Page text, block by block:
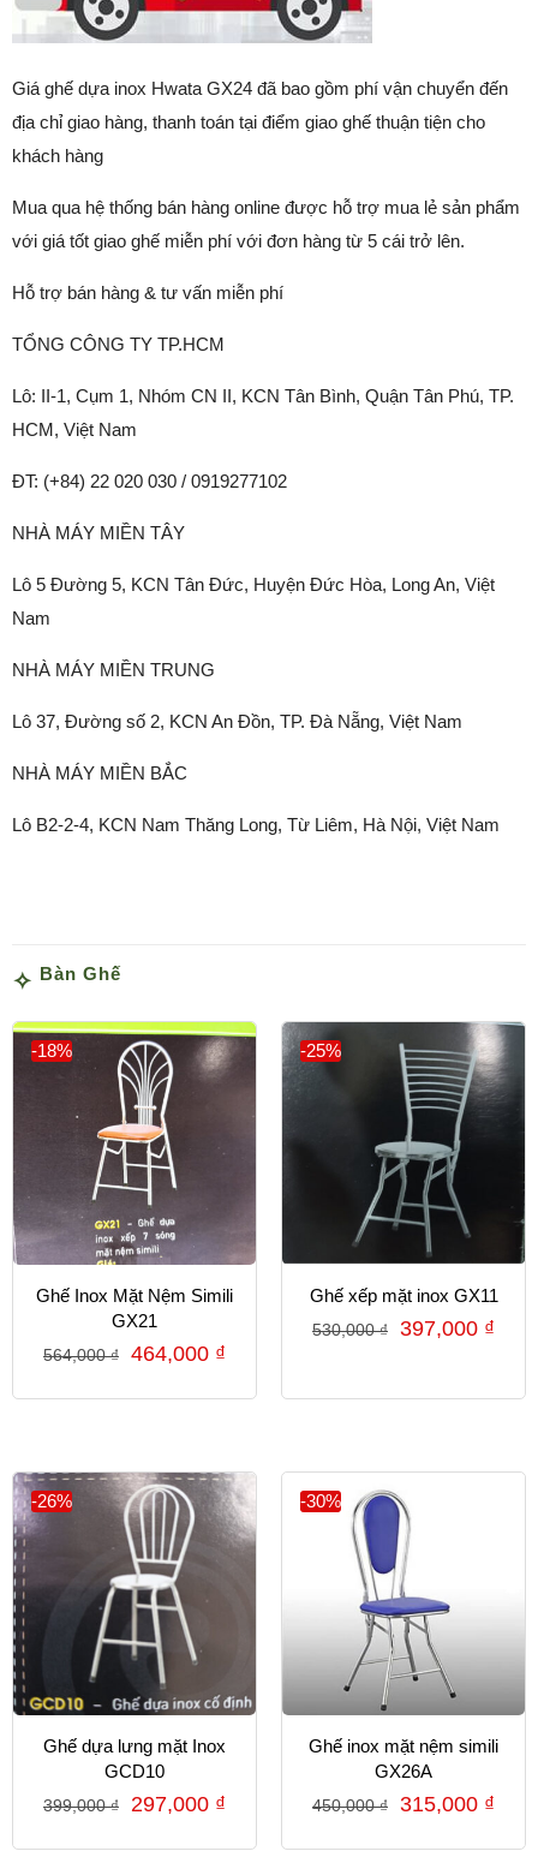
Giá ghế dựa inox Hwata GX24 đã bao gồm phí vận chuyển đến
địa chỉ giao hàng, thanh toán tại điểm giao ghế thuận tiện cho
khách hàng
Mua qua hệ thống bán hàng online được hỗ trợ mua lẻ sản phẩm
với giá tốt giao ghế miễn phí với đơn hàng từ 5 cái trở lên.
Hỗ trợ bán hàng & tư vấn miễn phí
TỔNG CÔNG TY TP.HCM
Lô: II-1, Cụm 1, Nhóm CN II, KCN Tân Bình, Quận Tân Phú, TP.
HCM, Việt Nam
ĐT: (+84) 22 020 030 / 0919277102
NHÀ MÁY MIỀN TÂY
Lô 5 Đường 5, KCN Tân Đức, Huyện Đức Hòa, Long An, Việt
Nam
NHÀ MÁY MIỀN TRUNG
Lô 37, Đường số 2, KCN An Đồn, TP. Đà Nẵng, Việt Nam
NHÀ MÁY MIỀN BẮC
Lô B2-2-4, KCN Nam Thăng Long, Từ Liêm, Hà Nội, Việt Nam
Bàn Ghế
-18%
Ghế Inox Mặt Nệm Simili
GX21
564,000₫ 464,000 ₫
-25%
Ghế xếp mặt inox GX11
530,000₫ 397,000 ₫
-26%
Ghế dựa lưng mặt Inox
GCD10
399,000₫ 297,000 ₫
-30%
Ghế inox mặt nệm simili
GX26A
450,000₫ 315,000 ₫